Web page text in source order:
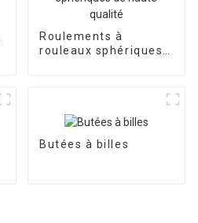
Roulements à
rouleaux sphériques
Butées à billes